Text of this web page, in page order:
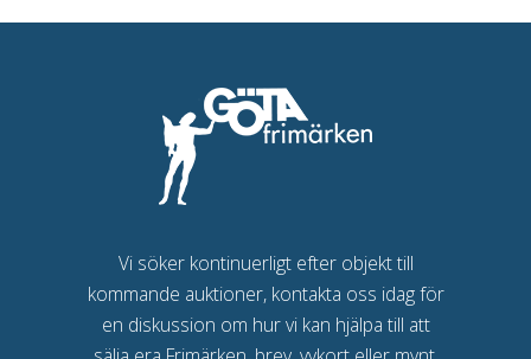
Vi söker kontinuerligt efter objekt till
kommande auktioner, kontakta oss idag för
en diskussion om hur vi kan hjälpa till att